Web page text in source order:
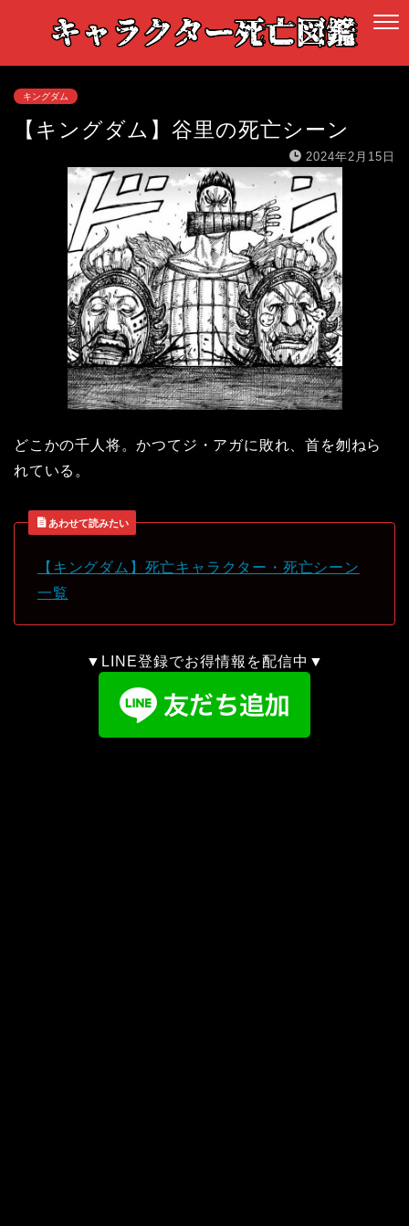
キングダム
【キングダム】谷里の死亡シーン
2024年2月15日
どこかの千人将。かつてジ・アガに敗れ、首を刎ねら
れている。
あわせて読みたい
【キングダム】死亡キャラクター・死亡シーン
一覧
▼LINE登録でお得情報を配信中▼